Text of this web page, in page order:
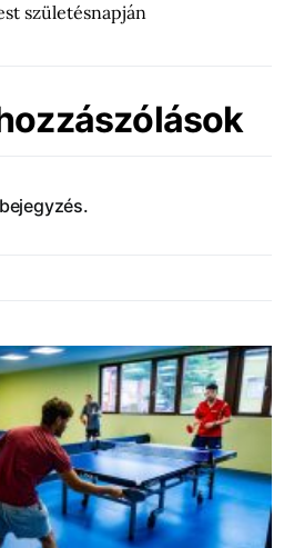
születésnapján